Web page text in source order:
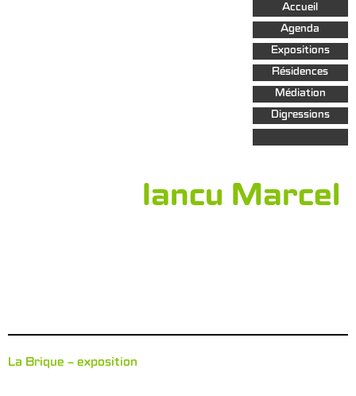
Aller au
contenu
principal
Accueil
Agenda
Expositions
Résidences
Médiation
Digressions
Iancu Marcel
La Brique – exposition